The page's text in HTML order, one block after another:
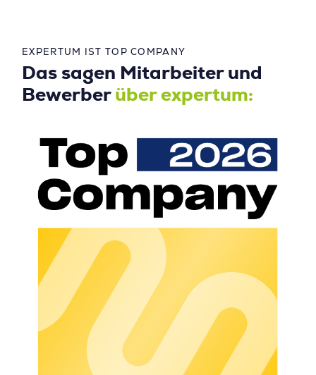
EXPERTUM IST TOP COMPANY
Das sagen Mitarbeiter und
Bewerber über expertum: